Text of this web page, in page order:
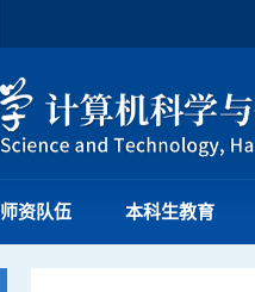
师资队伍 本科生教育